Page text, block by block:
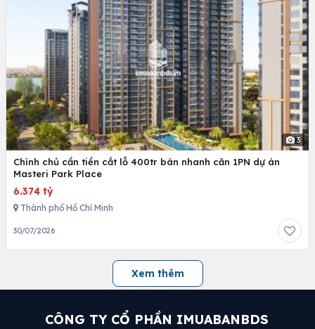
3
Chính chủ cần tiền cắt lỗ 400tr bán nhanh căn 1PN dự án
Masteri Park Place
6.374 tỷ
Thành phố Hồ Chí Minh
30/07/2026
Xem thêm
CÔNG TY CỔ PHẦN IMUABANBDS